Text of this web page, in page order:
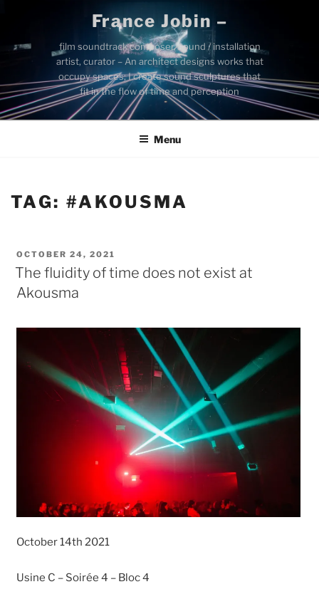
content
France Jobin –
film soundtrack composer, sound / installation
artist, curator – An architect designs works that
occupy spaces; I create sound sculptures that
fit in the flow of time and perception
Menu
TAG: #AKOUSMA
POSTED
ON
OCTOBER 24, 2021
The fluidity of time does not exist at
Akousma
October 14th 2021
Usine C – Soirée 4 – Bloc 4